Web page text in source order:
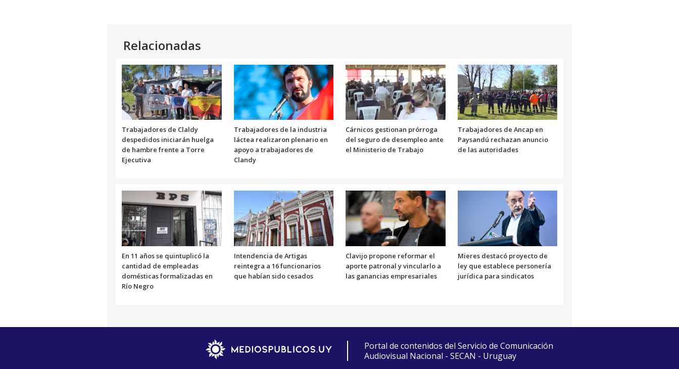
disminuir
el
volumen.
Relacionadas
Trabajadores de Claldy
despedidos iniciarán huelga
de hambre frente a Torre
Ejecutiva
Trabajadores de la industria
láctea realizaron plenario en
apoyo a trabajadores de
Clandy
Cárnicos gestionan prórroga
del seguro de desempleo ante
el Ministerio de Trabajo
Trabajadores de Ancap en
Paysandú rechazan anuncio
de las autoridades
En 11 años se quintuplicó la
cantidad de empleadas
domésticas formalizadas en
Río Negro
Intendencia de Artigas
reintegra a 16 funcionarios
que habían sido cesados
Clavijo propone reformar el
aporte patronal y vincularlo a
las ganancias empresariales
Mieres destacó proyecto de
ley que establece personería
jurídica para sindicatos
Portal de contenidos del Servicio de Comunicación
Audiovisual Nacional - SECAN - Uruguay